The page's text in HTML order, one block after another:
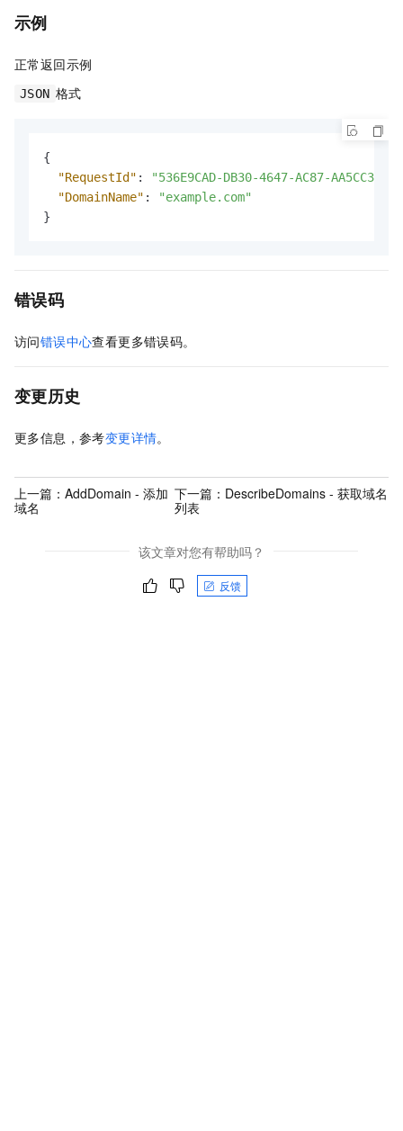
示例
正常返回示例
JSON 格式
{
"RequestId" :
"536E9CAD-DB30-4647-AC87-
"DomainName" :
"example.com"
}
错误码
访问错误中心查看更多错误码。
变更历史
更多信息，参考变更详情。
上一篇： AddDomain - 添加
域名
下一篇： DescribeDomains - 获取域名
列表
该文章对您有帮助吗？
反馈